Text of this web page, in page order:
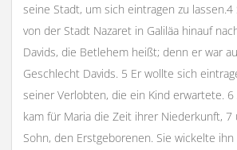
seine Stadt, um sich eintragen zu lassen.4
von der Stadt Nazaret in Galiläa hinauf
Davids, die Betlehem heißt; denn er war
Geschlecht Davids. 5 Er wollte sich
seiner Verlobten, die ein Kind erwartete.
kam für Maria die Zeit ihrer Niederkunft, 7
Sohn, den Erstgeborenen. Sie wickelte